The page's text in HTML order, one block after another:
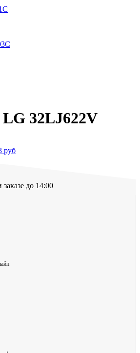
LG 32LJ622V
руб
до 14:00